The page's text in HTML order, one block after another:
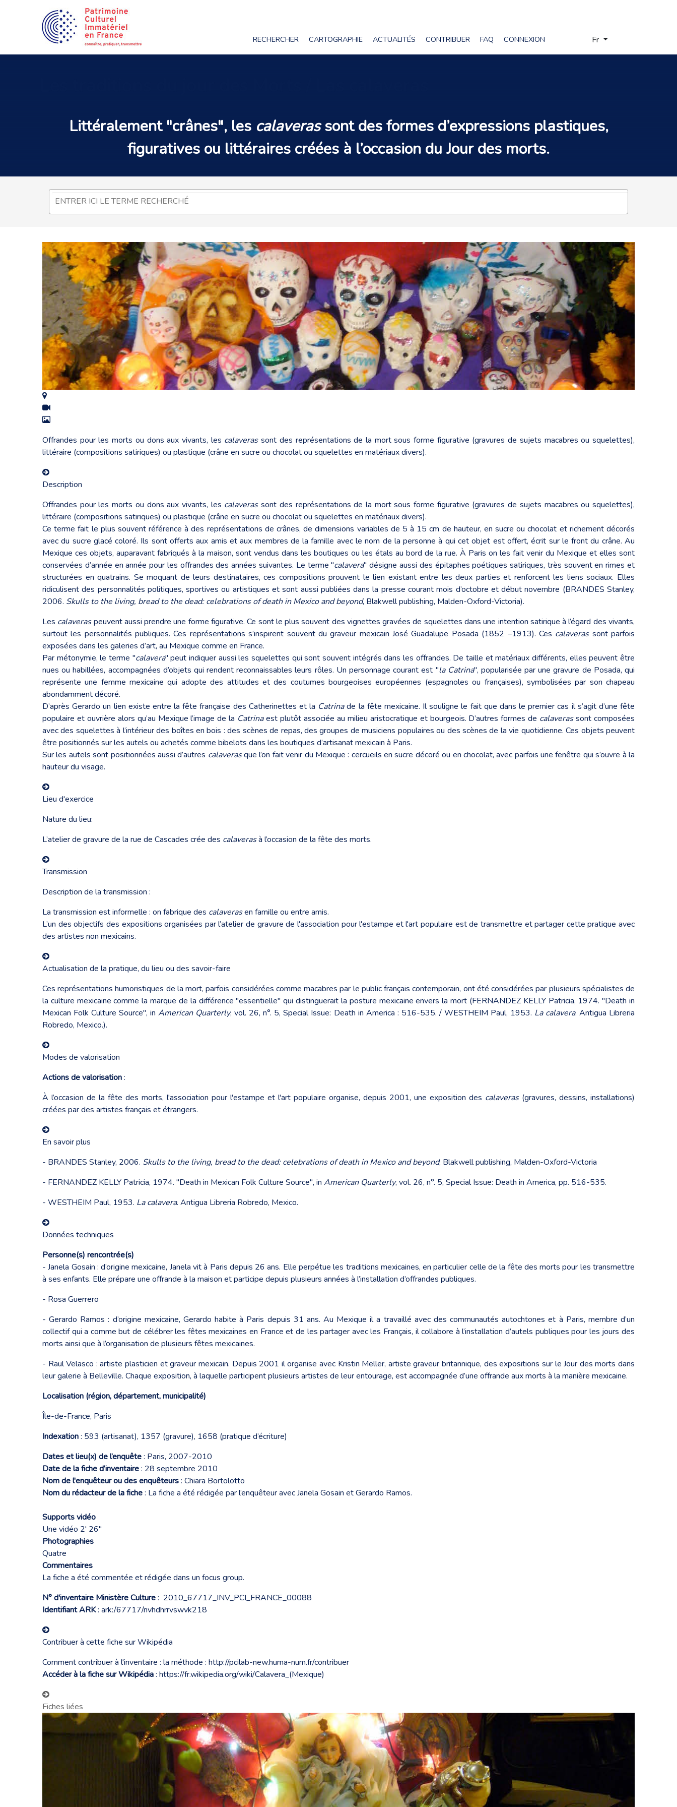
RECHERCHER CARTOGRAPHIE ACTUALITÉS CONTRIBUER FAQ CONNEXION Sélectionnez votre langue
Fr
Littéralement "crânes", les calaverassont des formes d’expressions plastiques,
figuratives ou littéraires créées à l’occasion du Jour des morts.
Offrandes pour les morts ou dons aux vivants, les calaverassont des représentations de la mort sous forme figurative (gravures de sujets macabres ou squelettes),
littéraire (compositions satiriques) ou plastique (crâne en sucre ou chocolat ou squelettes en matériaux divers).
Description
Offrandes pour les morts ou dons aux vivants, les calaverassont des représentations de la mort sous forme figurative (gravures de sujets macabres ou squelettes),
littéraire (compositions satiriques) ou plastique (crâne en sucre ou chocolat ou squelettes en matériaux divers).
Ce terme fait le plus souvent référence à des représentations de crânes, de dimensions variables de 5 à 15 cm de hauteur, en sucre ou chocolat et richement décorés
avec du sucre glacé coloré. Ils sont offerts aux amis et aux membres de la famille avec le nom de la personne à qui cet objet est offert, écrit sur le front du crâne. Au
Mexique ces objets, auparavant fabriqués à la maison, sont vendus dans les boutiques ou les étals au bord de la rue. À Paris on les fait venir du Mexique et elles sont
conservées d’année en année pour les offrandes des années suivantes. Le terme "calavera" désigne aussi des épitaphes poétiques satiriques, très souvent en rimes et
structurées en quatrains. Se moquant de leurs destinataires, ces compositions prouvent le lien existant entre les deux parties et renforcent les liens sociaux. Elles
ridiculisent des personnalités politiques, sportives ou artistiques et sont aussi publiées dans la presse courant mois d’octobre et début novembre (BRANDES Stanley,
2006. Skulls to the living, bread to the dead: celebrations of death in Mexico andbeyond, Blakwell publishing, Malden-Oxford-Victoria).
Les calaveraspeuvent aussi prendre une forme figurative. Ce sont le plus souvent des vignettes gravées de squelettes dans une intention satirique à l’égard des vivants,
surtout les personnalités publiques. Ces représentations s’inspirent souvent du graveur mexicain José Guadalupe Posada (1852 –1913). Ces calaverassont parfois
exposées dans les galeries d’art, au Mexique comme en France.
Par métonymie, le terme "calavera" peut indiquer aussi les squelettes qui sont souvent intégrés dans les offrandes. De taille et matériaux différents, elles peuvent être
nues ou habillées, accompagnées d’objets qui rendent reconnaissables leurs rôles. Un personnage courant est "la Catrina", popularisée par une gravure de Posada, qui
représente une femme mexicaine qui adopte des attitudes et des coutumes bourgeoises européennes (espagnoles ou françaises), symbolisées par son chapeau
abondamment décoré.
D’après Gerardo un lien existe entre la fête française des Catherinettes et la Catrinade la fête mexicaine. Il souligne le fait que dans le premier cas il s’agit d’une fête
populaire et ouvrière alors qu’au Mexique l’image de la Catrinaest plutôt associée au milieu aristocratique et bourgeois. D’autres formes de calaverassont composées
avec des squelettes à l’intérieur des boîtes en bois : des scènes de repas, des groupes de musiciens populaires ou des scènes de la vie quotidienne. Ces objets peuvent
être positionnés sur les autels ou achetés comme bibelots dans les boutiques d’artisanat mexicain à Paris.
Sur les autels sont positionnées aussi d’autres calaverasque l’on fait venir du Mexique : cercueils en sucre décoré ou en chocolat, avec parfois une fenêtre qui s’ouvre à la
hauteur du visage.
Lieu d'exercice
Nature du lieu:
L’atelier de gravure de la rue de Cascades crée des calaverasà l’occasion de la fête des morts.
Transmission
Description de la transmission :
La transmission est informelle : on fabrique des calaverasen famille ou entre amis.
L’un des objectifs des expositions organisées par l’atelier de gravure de l'association pour l'estampe et l'art populaire est de transmettre et partager cette pratique avec
des artistes non mexicains.
Actualisation de la pratique, du lieu ou des savoir-faire
Ces représentations humoristiques de la mort, parfois considérées comme macabres par le public français contemporain, ont été considérées par plusieurs spécialistes de
la culture mexicaine comme la marque de la différence "essentielle" qui distinguerait la posture mexicaine envers la mort (FERNANDEZ KELLY Patricia, 1974. "Death in
Mexican Folk Culture Source", inAmerican Quarterly, vol. 26, n°. 5, Special Issue: Death in America : 516-535. / WESTHEIM Paul, 1953. La calavera. Antigua Libreria
Robredo, Mexico.).
Modes de valorisation
Actions de valorisation:
À l’occasion de la fête des morts, l'association pour l'estampe et l'art populaire organise, depuis 2001, une exposition des calaveras(gravures, dessins, installations)
créées par des artistes français et étrangers.
En savoir plus
- BRANDES Stanley, 2006. Skulls to the living, bread to the dead: celebrations of death in Mexico andbeyond, Blakwell publishing, Malden-Oxford-Victoria
- FERNANDEZ KELLY Patricia, 1974. "Death in Mexican Folk Culture Source", in American Quarterly, vol. 26, n°. 5, Special Issue: Death in America, pp. 516-535.
- WESTHEIM Paul, 1953. La calavera. Antigua Libreria Robredo, Mexico.
Données techniques
Personne(s) rencontrée(s)
- Janela Gosain : d’origine mexicaine, Janela vit à Paris depuis 26 ans. Elle perpétue les traditions mexicaines, en particulier celle de la fête des morts pour les transmettre
à ses enfants. Elle prépare une offrande à la maison et participe depuis plusieurs années à l’installation d’offrandes publiques.
- Rosa Guerrero
- Gerardo Ramos : d’origine mexicaine, Gerardo habite à Paris depuis 31 ans. Au Mexique il a travaillé avec des communautés autochtones et à Paris, membre d’un
collectif qui a comme but de célébrer les fêtes mexicaines en France et de les partager avec les Français, il collabore à l’installation d’autels publiques pour les jours des
morts ainsi que à l’organisation de plusieurs fêtes mexicaines.
- Raul Velasco : artiste plasticien et graveur mexicain. Depuis 2001 il organise avec Kristin Meller, artiste graveur britannique, des expositions sur le Jour des morts dans
leur galerie à Belleville. Chaque exposition, à laquelle participent plusieurs artistes de leur entourage, est accompagnée d’une offrande aux morts à la manière mexicaine.
Localisation (région, département, municipalité)
Île-de-France, Paris
Indexation: 593 (artisanat), 1357 (gravure), 1658 (pratique d’écriture)
Dates et lieu(x) de l’enquête: Paris, 2007-2010
Date de la fiche d’inventaire: 28 septembre 2010
Nom de l'enquêteur ou des enquêteurs: Chiara Bortolotto
Nom du rédacteur de la fiche: La fiche a été rédigée par l’enquêteur avec Janela Gosain et Gerardo Ramos.
Supports vidéo
Une vidéo 2' 26''
Photographies
Quatre
Commentaires
La fiche a été commentée et rédigée dans un focus group.
N° d'inventaire Ministère Culture: 2010_67717_INV_PCI_FRANCE_00088
Identifiant ARK: ark:/67717/nvhdhrrvswvk218
Contribuer à cette fiche sur Wikipédia
Comment contribuer à l'inventaire : la méthode : http://pcilab-new.huma-num.fr/contribuer
Accéder à la fiche sur Wikipédia: https://fr.wikipedia.org/wiki/Calavera_(Mexique)
Fiches liées